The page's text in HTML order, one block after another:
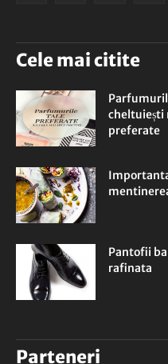
Cele mai citite
cheltuiești
preferate
Pantofii
rafinata
Parteneri